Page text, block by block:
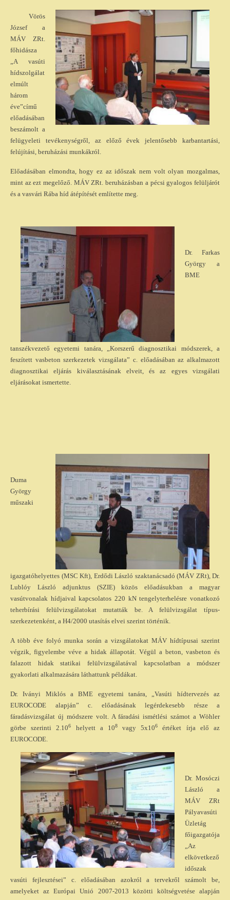
Vörös
József a
MÁV ZRt.
főhidásza
„A vasúti
hídszolgálat
elmúlt
három
éve”című
előadásában
beszámolt a
felügyeleti tevékenységről, az előző évek jelentősebb karbantartási,
felújítási, beruházási munkákról.
Előadásában elmondta, hogy ez az időszak nem volt olyan mozgalmas,
mint az ezt megelőző. MÁV ZRt. beruházásban a pécsi gyalogos felüljárót
és a vasvári Rába híd átépítését említette meg.
Dr. Farkas
György a
BME
tanszékvezető egyetemi tanára, „Korszerű diagnosztikai módszerek, a
feszített vasbeton szerkezetek vizsgálata” c. előadásában az alkalmazott
diagnosztikai eljárás kiválasztásának elveit, és az egyes vizsgálati
eljárásokat ismertette.
Duma
György
műszaki
igazgatóhelyettes (MSC Kft), Erdődi László szaktanácsadó (MÁV ZRt), Dr.
Lublóy László adjunktus (SZIE) közös előadásukban a magyar
vasútvonalak hídjaival kapcsolatos 220 kN tengelyterhelésre vonatkozó
teherbírási felülvizsgálatokat mutatták be.A felülvizsgálat típus-
szerkezetenként, a H4/2000 utasítás elvei szerint történik.
A több éve folyó munka során a vizsgálatokat MÁV hídtípusai szerint
végzik, figyelembe véve a hidak állapotát. Végül a beton, vasbeton és
falazott hidak statikai felülvizsgálatával kapcsolatban a módszer
gyakorlati alkalmazására láthattunk példákat.
Dr. Iványi Miklós a BME egyetemi tanára, „Vasúti hídtervezés az
EUROCODE alapján” c. előadásának legérdekesebb része a
fáradásvizsgálat új módszere volt. A fáradási ismétlési számot a Wöhler
görbe szerinti
2.106 helyett a 108vagy 5x106
értéket írja elő az
EUROCODE.
Dr. Mosóczi
László a
MÁV ZRt
Pályavasúti
Üzletág
főigazgatója
„Az
elkövetkező
időszak
vasúti fejlesztései” c. előadásában azokról a tervekről számolt be,
amelyeket az Európai Unió 2007-2013 közötti költségvetése alapján